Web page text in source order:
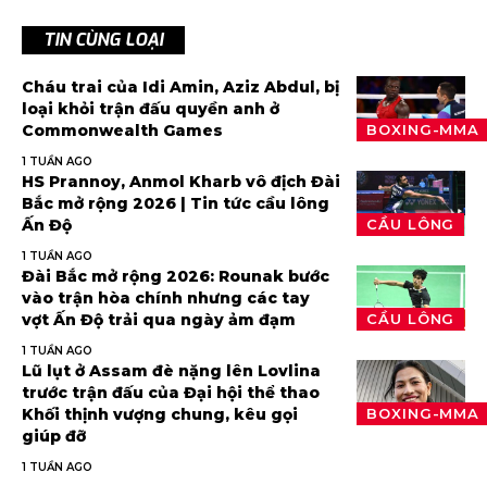
TIN CÙNG LOẠI
BOXING-MMA
Cháu trai của Idi Amin, Aziz Abdul, bị
loại khỏi trận đấu quyền anh ở
Commonwealth Games
1 TUẦN AGO
CẦU LÔNG
HS Prannoy, Anmol Kharb vô địch Đài
Bắc mở rộng 2026 | Tin tức cầu lông
Ấn Độ
1 TUẦN AGO
CẦU LÔNG
Đài Bắc mở rộng 2026: Rounak bước
vào trận hòa chính nhưng các tay
vợt Ấn Độ trải qua ngày ảm đạm
1 TUẦN AGO
BOXING-MMA
Lũ lụt ở Assam đè nặng lên Lovlina
trước trận đấu của Đại hội thể thao
Khối thịnh vượng chung, kêu gọi
giúp đỡ
1 TUẦN AGO